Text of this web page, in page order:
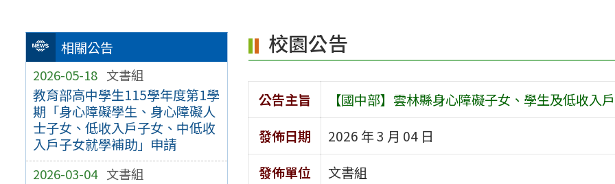
相關公告
2026-05-18 文書組
教育部高中學生115學年度第1學
期「身心障礙學生、身心障礙人
士子女、低收入戶子女、中低收
入戶子女就學補助」申請
2026-03-04 文書組
校園公告
公告主旨
【國中部】雲林縣身心障礙子女、學生及低收入
發佈日期
2026 年 3 月 04 日
發佈單位
文書組